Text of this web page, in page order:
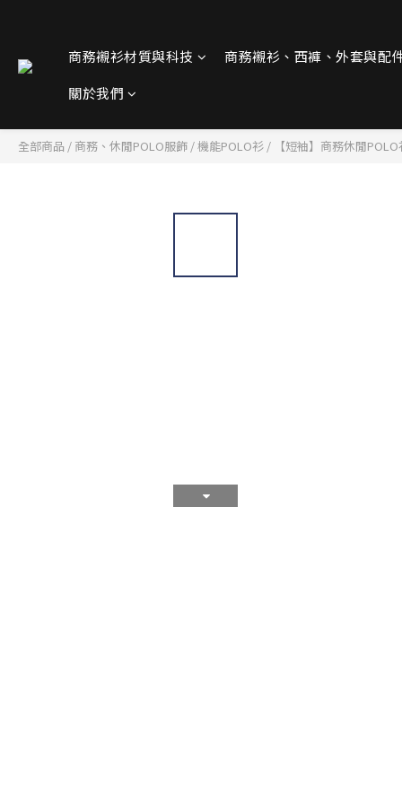
商務襯衫材質與科技
商務襯衫、西褲、外套與配
關於我們
全部商品 / 商務、休閒POLO服飾 /機能POLO衫 / 【短袖】商務休閒POLO